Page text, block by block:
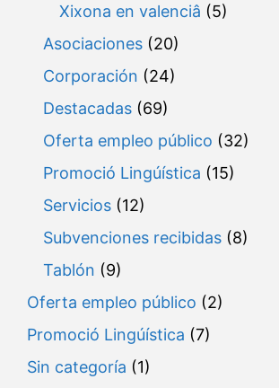
Xixona en valenciâ (5)
Asociaciones (20)
Corporación (24)
Destacadas (69)
Oferta empleo público (32)
Promoció Lingúística (15)
Servicios (12)
Subvenciones recibidas (8)
Tablón (9)
Oferta empleo público (2)
Promoció Lingúística (7)
Sin categoría (1)